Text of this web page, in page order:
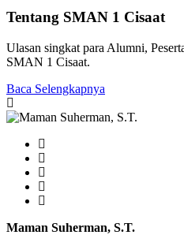
Tentang SMAN 1 Cisaat
Ulasan singkat para Alumni,
SMAN 1 Cisaat.
Baca Selengkapnya
Maman Suherman, S.T.